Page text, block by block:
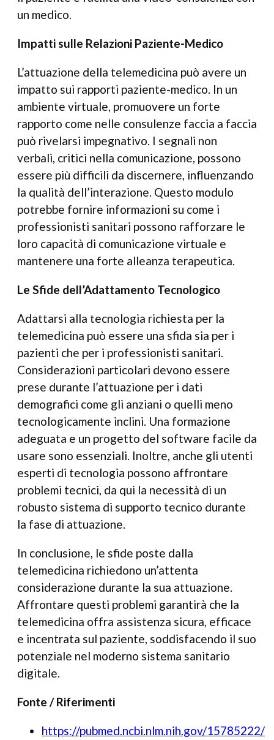
un medico.
Impatti sulle Relazioni Paziente-Medico
L’attuazione della telemedicina può avere un
impatto sui rapporti paziente-medico. In un
ambiente virtuale, promuovere un forte
rapporto come nelle consulenze faccia a faccia
può rivelarsi impegnativo. I segnali non
verbali, critici nella comunicazione, possono
essere più difficili da discernere, influenzando
la qualità dell’interazione. Questo modulo
potrebbe fornire informazioni su come i
professionisti sanitari possono rafforzare le
loro capacità di comunicazione virtuale e
mantenere una forte alleanza terapeutica.
Le Sfide dell’Adattamento Tecnologico
Adattarsi alla tecnologia richiesta per la
telemedicina può essere una sfida sia per i
pazienti che per i professionisti sanitari.
Considerazioni particolari devono essere
prese durante l’attuazione per i dati
demografici come gli anziani o quelli meno
tecnologicamente inclini. Una formazione
adeguata e un progetto del software facile da
usare sono essenziali. Inoltre, anche gli utenti
esperti di tecnologia possono affrontare
problemi tecnici, da qui la necessità di un
robusto sistema di supporto tecnico durante
la fase di attuazione.
In conclusione, le sfide poste dalla
telemedicina richiedono un’attenta
considerazione durante la sua attuazione.
Affrontare questi problemi garantirà che la
telemedicina offra assistenza sicura, efficace
e incentrata sul paziente, soddisfacendo il suo
potenziale nel moderno sistema sanitario
digitale.
Fonte / Riferimenti
https://pubmed.ncbi.nlm.nih.gov/15785222/